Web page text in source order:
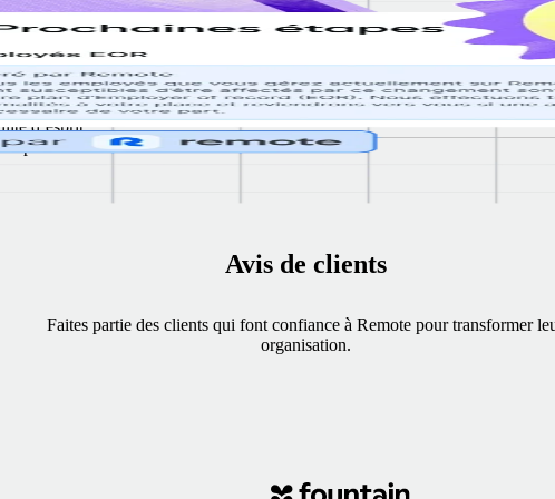
et gérer
à 100 %.
local, et
courant de
d’esprit,
Avis de clients
Faites partie des clients qui font confiance à Remote pour transformer
organisation.